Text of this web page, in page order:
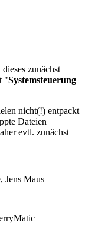
zunächst
"Systemsteuerung
nicht(!) entpackt
Dateien
evtl. zunächst
Jens Maus